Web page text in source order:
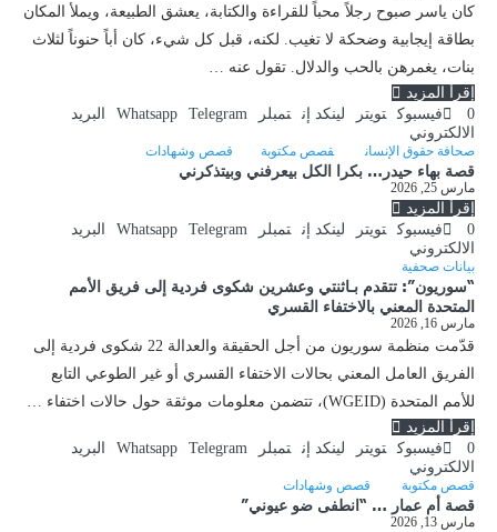
كان ياسر صبوح رجلاً محباً للقراءة والكتابة، يعشق الطبيعة، ويملأ المكان
بطاقة إيجابية وضحكة لا تغيب. لكنه، قبل كل شيء، كان أباً حنوناً لثلاث
بنات، يغمرهن بالحب والدلال. تقول عنه …
إقرأ المزيد
0
فيسبوك تويتر لينكد إن تمبلر Whatsapp Telegram
البريد
الالكتروني
صحافة حقوق الإنسان قصص مكتوبة قصص وشهادات
قصة بهاء حيدر… بكرا الكل بيعرفني وبيتذكرني
مارس 25, 2026
إقرأ المزيد
0
فيسبوك تويتر لينكد إن تمبلر Whatsapp Telegram
البريد
الالكتروني
بيانات صحفية
“سوريون”: تتقدم بـاثنتي وعشرين شكوى فردية إلى فريق الأمم
المتحدة المعني بالاختفاء القسري
مارس 16, 2026
قدّمت منظمة سوريون من أجل الحقيقة والعدالة 22 شكوى فردية إلى
الفريق العامل المعني بحالات الاختفاء القسري أو غير الطوعي التابع
للأمم المتحدة (WGEID)، تتضمن معلومات موثقة حول حالات اختفاء …
إقرأ المزيد
0
فيسبوك تويتر لينكد إن تمبلر Whatsapp Telegram
البريد
الالكتروني
قصص مكتوبة قصص وشهادات
قصة أم عمار … “انطفى ضو عيوني”
مارس 13, 2026